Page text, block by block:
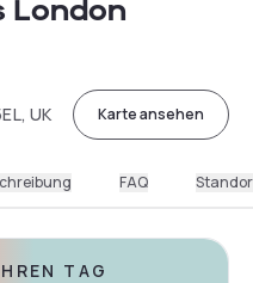
London
UK Karte ansehen
FAQ
TAG